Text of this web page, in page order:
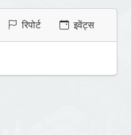
रिपोर्ट इवेंट्स